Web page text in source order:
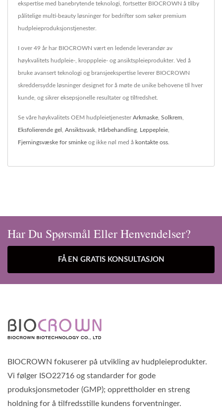
ekspertise med banebrytende teknologi, fortsetter BIOCROWN å tilby
pålitelige multi-beauty løsninger for bedrifter som søker premium
hudpleieproduksjonstjenester.
I over 49 år har BIOCROWN vært en ledende leverandør av
høykvalitets hudpleie-, kropppleie- og ansiktspleieprodukter. Ved å
bruke avansert teknologi og bransjeekspertise leverer BIOCROWN
skreddersydde løsninger designet for å møte de unike behovene til hver
kunde, og sikrer eksepsjonelle resultater og tilfredshet.
Se våre høykvalitets OEM hudpleietjenesterArkmaske Solkrem
Eksfolierende gel Ansiktsvask Hårbehandling Leppepleie
Fjerningsvæske for sminke og ikke nøl med å kontakte oss
Har Du Spørsmål Eller Henvendelser?
FÅ EN GRATIS KONSULTASJON
BIOCROWN fokuserer på utvikling av hudpleieprodukter.
Vi følger ISO22716 og standarder for gode
produksjonsmetoder (GMP); opprettholder en streng
holdning for å tilfredsstille kundens forventninger.